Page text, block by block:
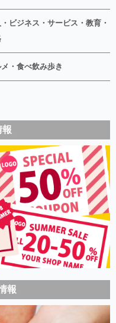
ビジネス・サービス・教育・
・食べ飲み歩き
報
報